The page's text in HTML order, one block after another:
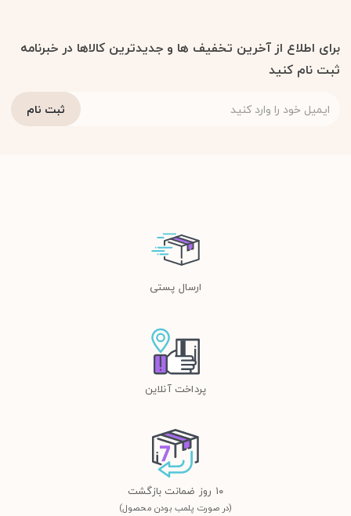
برای اطلاع از آخرین تخفیف ها و جدیدترین کالاها در خبرنامه
ثبت نام کنید
ارسال پستی
پرداخت آنلاین
١٠ روز ضمانت بازگشت
(در صورت پلمب بودن محصول)